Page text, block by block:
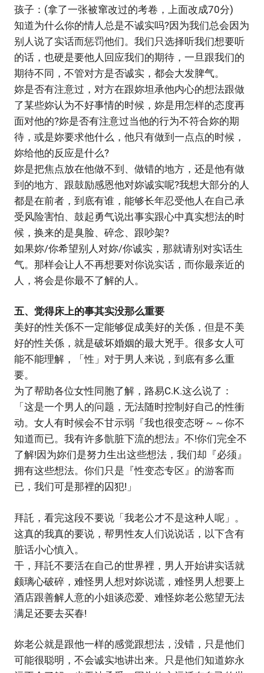
孩子：(拿了一张被窜改过的考卷，上面改成70分)
知道为什么你的情人总是不诚实吗?因为我们总会因为
别人说了实话而惩罚他们。我们只选择听我们想要听
的话，也硬是要他人回应我们的期待，一旦跟我们的
期待不同，不管对方是否诚实，都会大发脾气。
妳是否有注意过，对方在跟妳坦承他内心的想法跟做
了某些妳认为不好事情的时候，妳是用怎样的态度再
面对他的?妳是否有注意过当他的行为不符合妳的期
待，或是妳要求他什么，他只有做到一点点的时候，
妳给他的反应是什么?
妳是把焦点放在他做不到、做错的地方，还是他有做
到的地方、跟鼓励感恩他对妳诚实呢?我想大部分的人
都是在前者，到底有谁，能够长年忍受他人在自己承
受风险害怕、鼓起勇气说出事实跟心中真实想法的时
候，换来的是臭脸、碎念、跟吵架?
如果妳/你希望别人对妳/你诚实，那就请别对实话生
气。那样会让人不再想要对你说实话，而你最亲近的
人，将会是你最不了解的人。
五、觉得床上的事其实没那么重要
美好的性关係不一定能够促成美好的关係，但是不美
好的性关係，就是破坏婚姻的最大兇手。很多女人可
能不能理解，「性」对于男人来说，到底有多么重
要。
为了帮助各位女性同胞了解，路易C.K.这么说了：
「这是一个男人的问题，无法随时控制好自己的性衝
动。女人有时候会不甘示弱『我也很变态呀～～你不
知道而已。我有许多骯脏下流的想法』不!你们完全不
了解!因为妳们是努力生出这些想法，我们却『必须』
拥有这些想法。你们只是『性变态专区』的游客而
已，我们可是那裡的囚犯!」
拜託，看完这段不要说「我老公才不是这种人呢」。
这真的我真的要说，帮男性友人们说说话，以下含有
脏话小心慎入。
干，拜託不要活在自己的世界裡，男人开始讲实话就
颇璃心破碎，难怪男人想对妳说谎，难怪男人想要上
酒店跟善解人意的小姐谈恋爱、难怪妳老公慾望无法
满足还要去买春!
妳老公就是跟他一样的感觉跟想法，没错，只是他们
可能很聪明，不会诚实地讲出来。只是他们知道妳永